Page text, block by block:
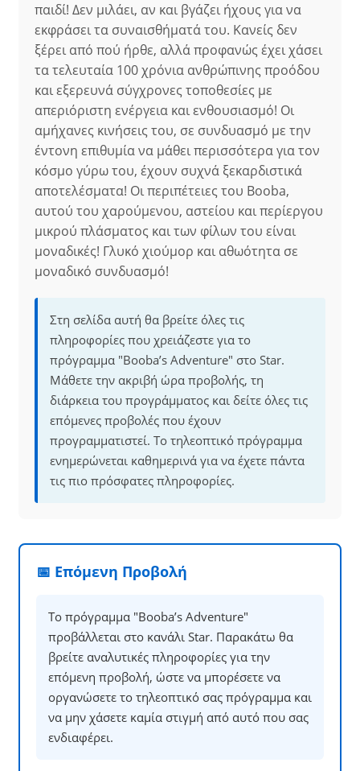
παιδί! Δεν μιλάει, αν και βγάζει ήχους για να
εκφράσει τα συναισθήματά του. Κανείς δεν
ξέρει από πού ήρθε, αλλά προφανώς έχει χάσει
τα τελευταία 100 χρόνια ανθρώπινης προόδου
και εξερευνά σύγχρονες τοποθεσίες με
απεριόριστη ενέργεια και ενθουσιασμό! Οι
αμήχανες κινήσεις του, σε συνδυασμό με την
έντονη επιθυμία να μάθει περισσότερα για τον
κόσμο γύρω του, έχουν συχνά ξεκαρδιστικά
αποτελέσματα! Οι περιπέτειες του Booba,
αυτού του χαρούμενου, αστείου και περίεργου
μικρού πλάσματος και των φίλων του είναι
μοναδικές! Γλυκό χιούμορ και αθωότητα σε
μοναδικό συνδυασμό!
Στη σελίδα αυτή θα βρείτε όλες τις
πληροφορίες που χρειάζεστε για το
πρόγραμμα "Booba’s Adventure" στο Star.
Μάθετε την ακριβή ώρα προβολής, τη
διάρκεια του προγράμματος και δείτε όλες τις
επόμενες προβολές που έχουν
προγραμματιστεί. Το τηλεοπτικό πρόγραμμα
ενημερώνεται καθημερινά για να έχετε πάντα
τις πιο πρόσφατες πληροφορίες.
📅 Επόμενη Προβολή
Το πρόγραμμα "Booba’s Adventure"
προβάλλεται στο κανάλι Star. Παρακάτω θα
βρείτε αναλυτικές πληροφορίες για την
επόμενη προβολή, ώστε να μπορέσετε να
οργανώσετε το τηλεοπτικό σας πρόγραμμα και
να μην χάσετε καμία στιγμή από αυτό που σας
ενδιαφέρει.